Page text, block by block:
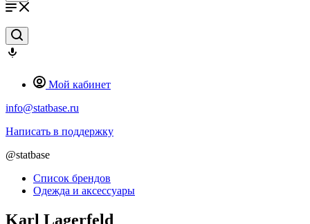
Мой кабинет
info@statbase.ru
Написать в поддержку
@statbase
Список брендов
Одежда и аксессуары
Karl Lagerfeld